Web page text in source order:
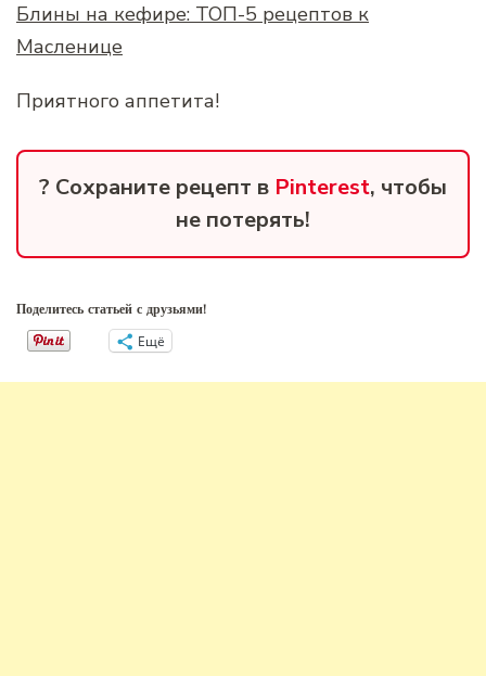
Блины на кефире: ТОП-5 рецептов к
Масленице
Приятного аппетита!
? Сохраните рецепт в Pinterest, чтобы
не потерять!
Поделитесь статьей с друзьями!
Ещё